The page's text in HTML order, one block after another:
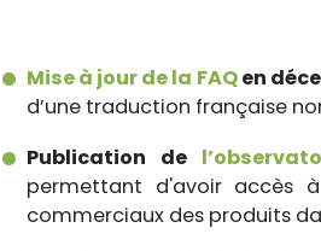
Mise à jour de la FAQen
d’une traduction française
Publication de
permettant d'avoir accès
commerciaux des produits